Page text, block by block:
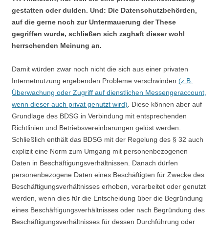
gestatten oder dulden. Und: Die Datenschutzbehörden,
auf die gerne noch zur Untermauerung der These
gegriffen wurde, schließen sich zaghaft dieser wohl
herrschenden Meinung an.
Damit würden zwar noch nicht die sich aus einer privaten
Internetnutzung ergebenden Probleme verschwinden (z.B.
Überwachung oder Zugriff auf dienstlichen Messengeraccount,
wenn dieser auch privat genutzt wird) . Diese können aber auf
Grundlage des BDSG in Verbindung mit entsprechenden
Richtlinien und Betriebsvereinbarungen gelöst werden.
Schließlich enthält das BDSG mit der Regelung des § 32 auch
explizit eine Norm zum Umgang mit personenbezogenen
Daten in Beschäftigungsverhältnissen. Danach dürfen
personenbezogene Daten eines Beschäftigten für Zwecke des
Beschäftigungsverhältnisses erhoben, verarbeitet oder genutzt
werden, wenn dies für die Entscheidung über die Begründung
eines Beschäftigungsverhältnisses oder nach Begründung des
Beschäftigungsverhältnisses für dessen Durchführung oder